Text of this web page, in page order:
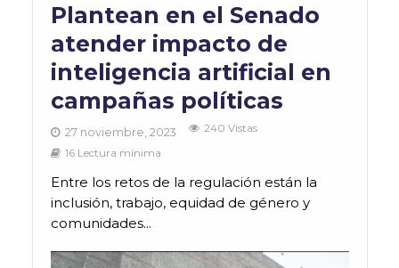
Plantean en el Senado
atender impacto de
inteligencia artificial en
campañas políticas
27 noviembre, 2023
240 Vistas
16 Lectura mínima
Entre los retos de la regulación están la
inclusión, trabajo, equidad de género y
comunidades...